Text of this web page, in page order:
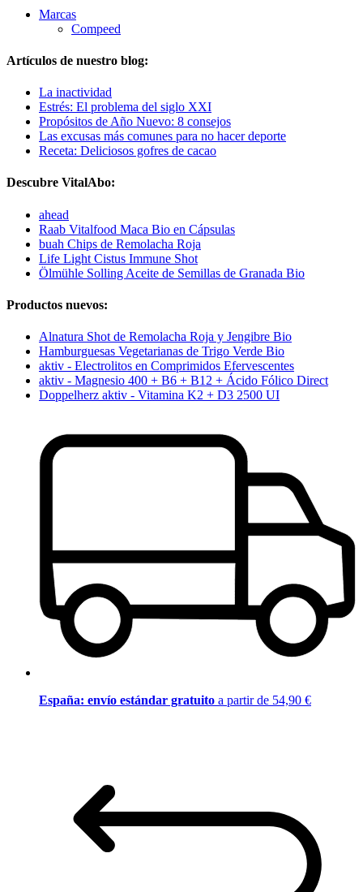
Marcas
Compeed
Artículos de nuestro blog:
La inactividad
Estrés: El problema del siglo XXI
Propósitos de Año Nuevo: 8 consejos
Las excusas más comunes para no hacer deporte
Receta: Deliciosos gofres de cacao
Descubre VitalAbo:
ahead
Raab Vitalfood Maca Bio en Cápsulas
buah Chips de Remolacha Roja
Life Light Cistus Immune Shot
Ölmühle Solling Aceite de Semillas de Granada Bio
Productos nuevos:
Alnatura Shot de Remolacha Roja y Jengibre Bio
Hamburguesas Vegetarianas de Trigo Verde Bio
aktiv - Electrolitos en Comprimidos Efervescentes
aktiv - Magnesio 400 + B6 + B12 + Ácido Fólico Direct
Doppelherz aktiv - Vitamina K2 + D3 2500 UI
España: envío estándar gratuito a partir de 54,90 €